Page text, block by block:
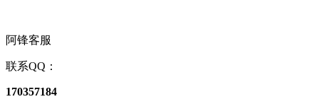
阿锋客服
联系QQ：
170357184